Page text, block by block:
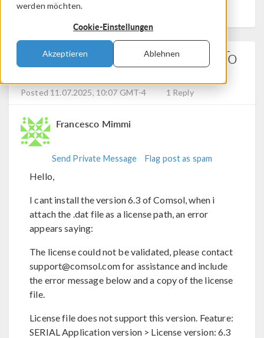
werden möchten.
Cookie-Einstellungen
Akzeptieren Ablehnen
back to this one,
Update Version From 6.2 To
Posted 11.07.2025, 10:07 GMT-4 1 Reply
Francesco Mimmi
Send Private Message Flag post as spam
Hello,
I cant install the version 6.3 of Comsol, when i
attach the .dat file as a license path, an error
appears saying:
The license could not be validated, please contact
support@comsol.com for assistance and include
the error message below and a copy of the license
file.
License file does not support this version. Feature:
SERIAL Application version > License version: 6.3